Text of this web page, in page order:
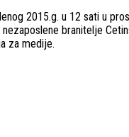
2015.g. u 12 sati u
branitelje
za medije.